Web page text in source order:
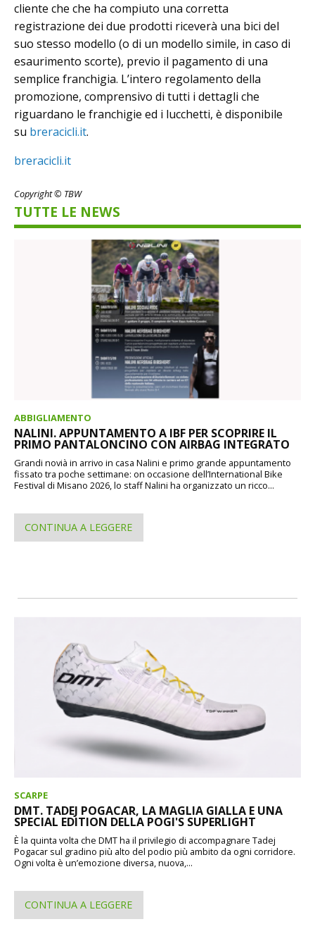
cliente che che ha compiuto una corretta
registrazione dei due prodotti riceverà una bici del
suo stesso modello (o di un modello simile, in caso di
esaurimento scorte), previo il pagamento di una
semplice franchigia. L’intero regolamento della
promozione, comprensivo di tutti i dettagli che
riguardano le franchigie ed i lucchetti, è disponibile
su breracicli.it.
breracicli.it
Copyright © TBW
TUTTE LE NEWS
ABBIGLIAMENTO
NALINI. APPUNTAMENTO A IBF PER SCOPRIRE IL
PRIMO PANTALONCINO CON AIRBAG INTEGRATO
Grandi novià in arrivo in casa Nalini e primo grande appuntamento
fissato tra poche settimane: on occasione dell’International Bike
Festival di Misano 2026, lo staff Nalini ha organizzato un ricco...
CONTINUA A LEGGERE
SCARPE
DMT. TADEJ POGACAR, LA MAGLIA GIALLA E UNA
SPECIAL EDITION DELLA POGI'S SUPERLIGHT
È la quinta volta che DMT ha il privilegio di accompagnare Tadej
Pogacar sul gradino più alto del podio più ambito da ogni corridore.
Ogni volta è un’emozione diversa, nuova,...
CONTINUA A LEGGERE